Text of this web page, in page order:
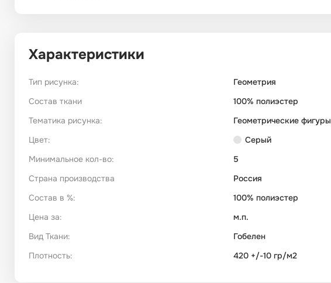
Характеристики
Тип рисунка:
Геометрия
Состав ткани
100% полиэстер
Тематика рисунка:
Геометрические фигуры
Цвет:
Серый
Минимальное кол-во:
5
Страна производства
Россия
Состав в %:
100% полиэстер
Цена за:
м.п.
Вид Ткани:
Гобелен
Плотность:
420 +/-10 гр/м2